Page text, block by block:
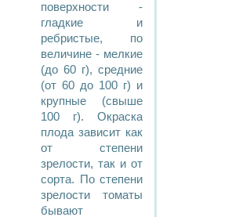
поверхности -
гладкие и
ребристые, по
величине - мелкие
(до 60 г), средние
(от 60 до 100 г) и
крупные (свыше
100 г). Окраска
плода зависит как
от степени
зрелости, так и от
сорта. По степени
зрелости томаты
бывают